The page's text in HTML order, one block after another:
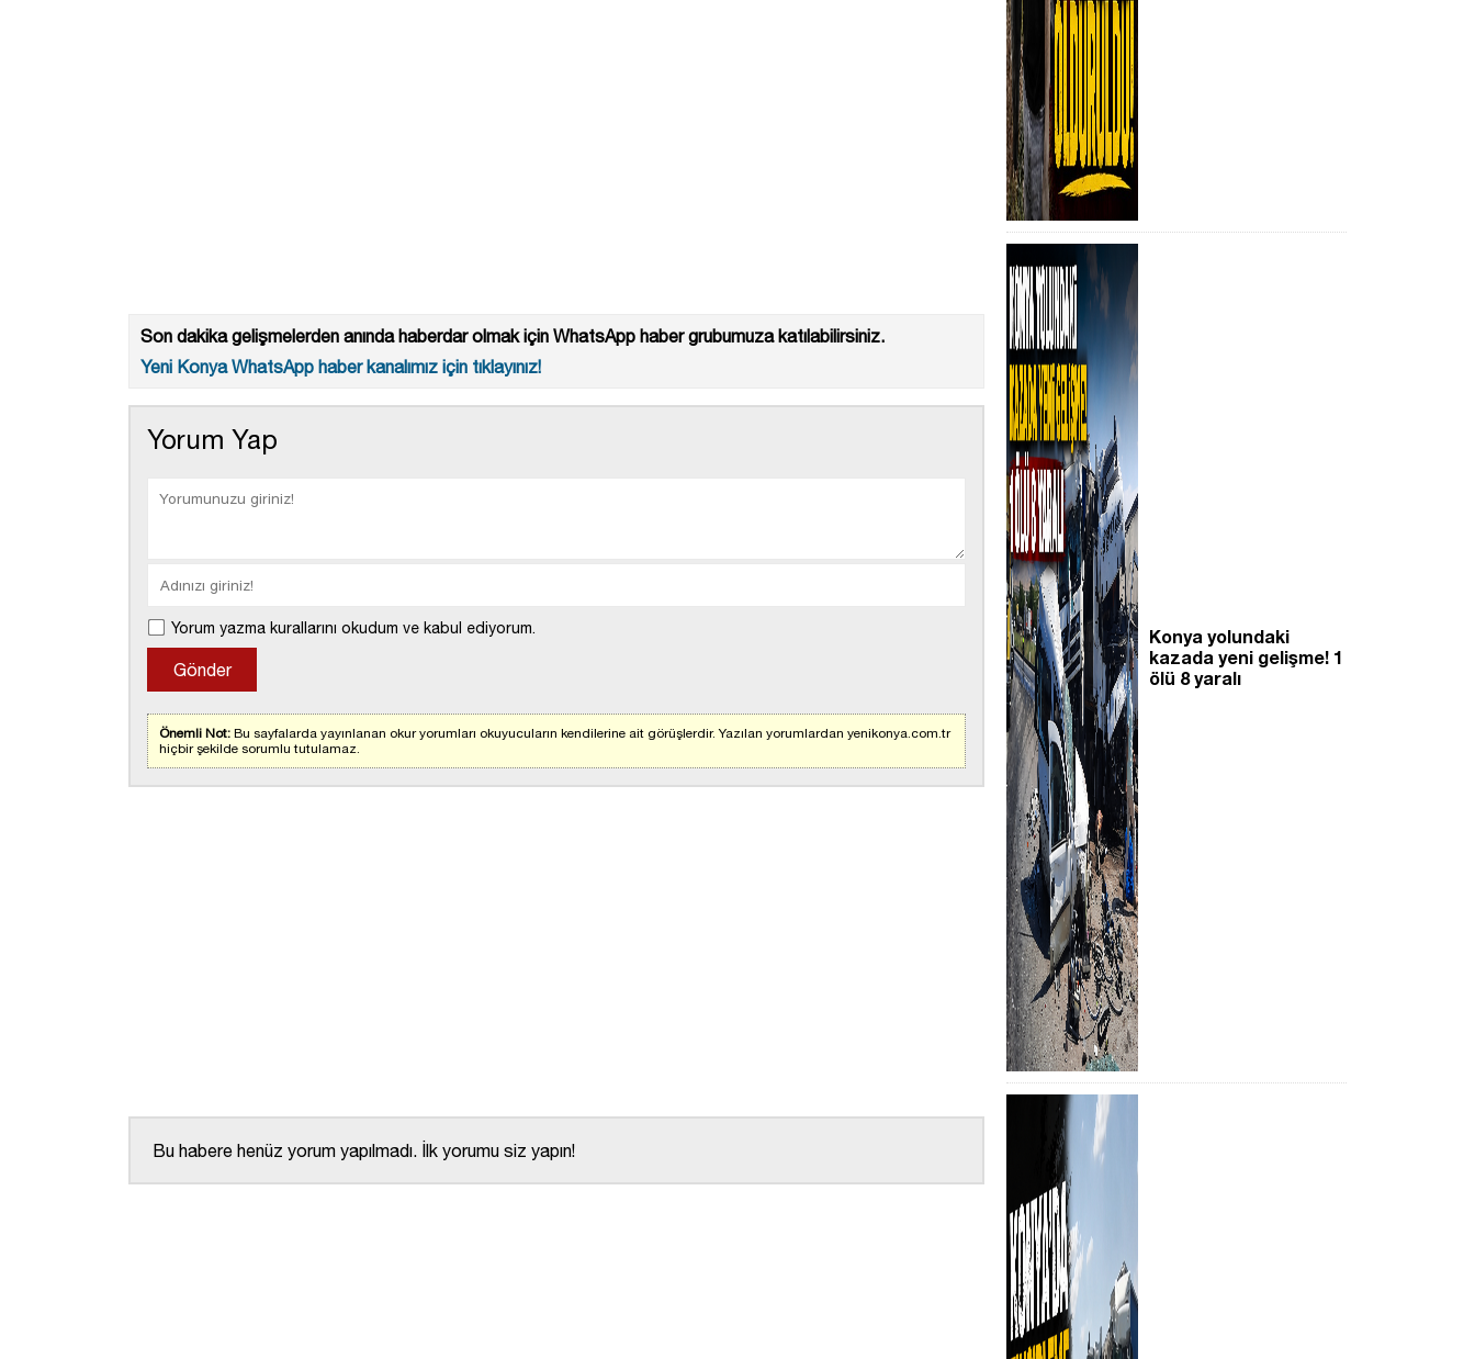
Son dakika gelişmelerden anında haberdar olmak için WhatsApp haber grubumuza katılabilirsiniz.
Yeni Konya WhatsApp haber kanalımız için tıklayınız!
Yorum Yap
Yorum yazma kurallarını okudum ve kabul ediyorum.
Önemli Not: Bu sayfalarda yayınlanan okur yorumları okuyucuların kendilerine ait görüşlerdir. Yazılan yorumlardan yenikonya.com.tr
hiçbir şekilde sorumlu tutulamaz.
Bu habere henüz yorum yapılmadı. İlk yorumu siz yapın!
Konya yolundaki
kazada yeni gelişme! 1
ölü 8 yaralı